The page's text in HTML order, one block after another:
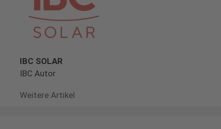
IBC SOLAR
IBC Autor
Weitere Artikel